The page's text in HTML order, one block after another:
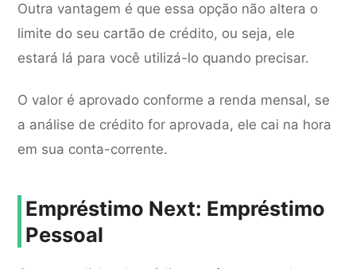
Outra vantagem é que essa opção não altera o
limite do seu cartão de crédito, ou seja, ele
estará lá para você utilizá-lo quando precisar.
O valor é aprovado conforme a renda mensal, se
a análise de crédito for aprovada, ele cai na hora
em sua conta-corrente.
Empréstimo Next: Empréstimo
Pessoal